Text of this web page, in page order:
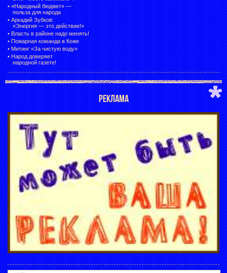
• «Народный бюджет» —
польза для народа
• Аркадий Зубков:
«Энергия — это действие!»
• Власть в районе надо менять!
• Пожарная команда в Коже
• Митинг «За чистую воду»
• Народ доверяет
народной газете!
РЕКЛАМА